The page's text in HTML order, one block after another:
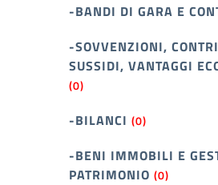
-BANDI DI GARA E
-SOVVENZIONI,
SUSSIDI, VANTAGGI
(0)
-BILANCI (0)
-BENI IMMOBILI E
PATRIMONIO (0)